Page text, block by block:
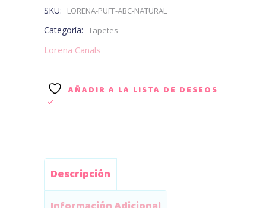
SKU: LORENA-PUFF-ABC-NATURAL
Categoría: Tapetes
Lorena Canals
AÑADIR A LA LISTA DE DESEOS
Descripción